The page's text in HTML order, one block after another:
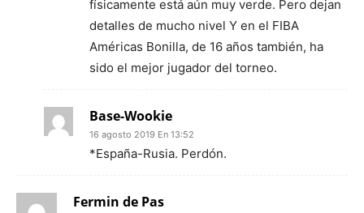
físicamente está aún muy verde. Pero dejan
detalles de mucho nivel Y en el FIBA
Américas Bonilla, de 16 años también, ha
sido el mejor jugador del torneo.
Base-Wookie
16 agosto 2019 En 13:52
*España-Rusia. Perdón.
Fermin de Pas